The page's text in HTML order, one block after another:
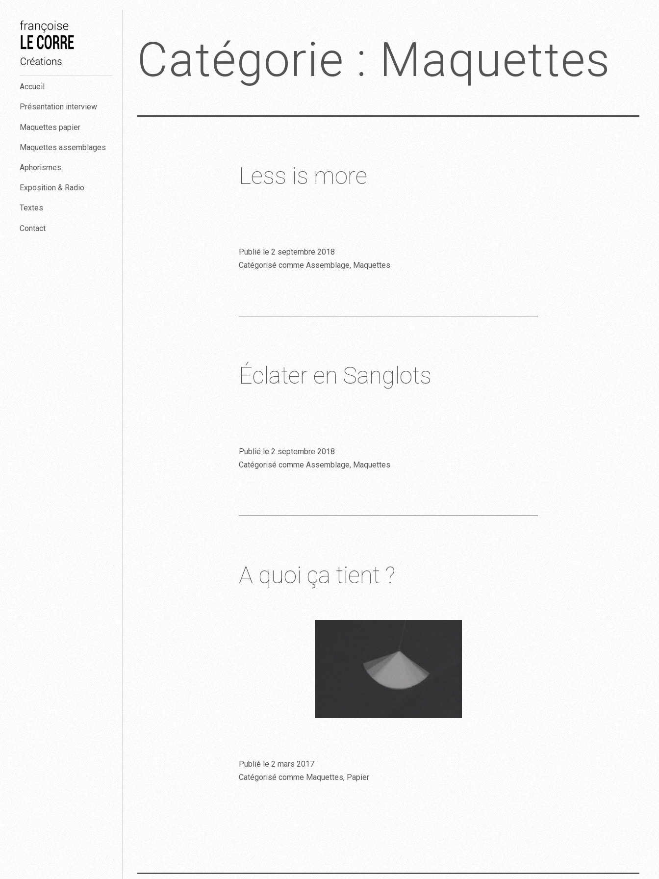
contenu
Françoise
Le
créations.
Accueil
Présentation interview
Maquettes papier
Maquettes assemblages
Aphorismes
Exposition & Radio
Textes
Contact
Catégorie : Maquettes
Less is more
Publié le 2 septembre 2018
Catégorisé comme Assemblage, Maquettes
Éclater en Sanglots
Publié le 2 septembre 2018
Catégorisé comme Assemblage, Maquettes
A quoi ça tient ?
Publié le 2 mars 2017
Catégorisé comme Maquettes, Papier